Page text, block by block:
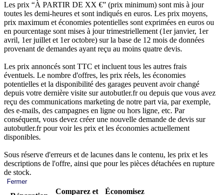
Les prix “À PARTIR DE XX €” (prix minimum) sont mis à jour
toutes les demi-heures et sont indiqués en euros. Les prix moyens,
prix maximum et économies potentielles sont exprimées en euros ou
en pourcentage sont mises à jour trimestriellement (1er janvier, 1er
avril, 1er juillet et 1er octobre) sur la base de 12 mois de données
provenant de demandes ayant reçu au moins quatre devis.
Les prix annoncés sont TTC et incluent tous les autres frais
éventuels. Le nombre d'offres, les prix réels, les économies
potentielles et la disponibilité des garages peuvent avoir changé
depuis votre dernière visite sur autobutler.fr ou depuis que vous avez
reçu des communications marketing de notre part via, par exemple,
des e-mails, des campagnes en ligne ou hors ligne, etc. Par
conséquent, vous devez créer une nouvelle demande de devis sur
autobutler.fr pour voir les prix et les économies actuellement
disponibles.
Sous réserve d'erreurs et de lacunes dans le contenu, les prix et les
descriptions de l'offre, ainsi que pour les pièces détachées en rupture
de stock.
Fermer
Comparez et
Économisez